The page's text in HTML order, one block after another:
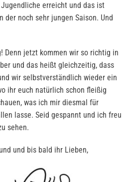
erreicht und das ist
der noch sehr jungen Saison. Und
Denn jetzt kommen wir so richtig in
und das heißt gleichzeitig, dass
wir selbstverständlich wieder ein
ihr euch natürlich schon fleißig
was ich mir diesmal für
lasse. Seid gespannt und ich freu
sehen.
und bis bald ihr Lieben,